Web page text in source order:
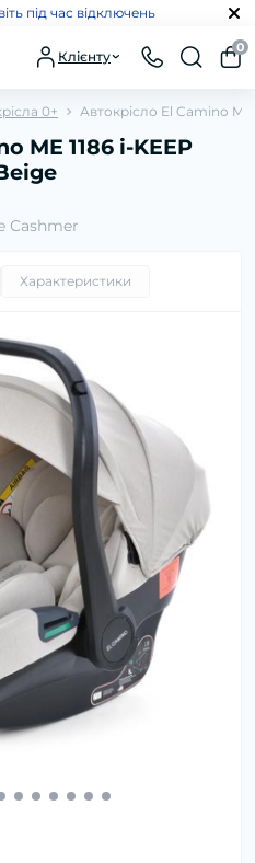
під час відключень
Клієнту
0
0+ Автокрісло El Camino
ME 1186 i-KEEP
Cashmer
Характеристики